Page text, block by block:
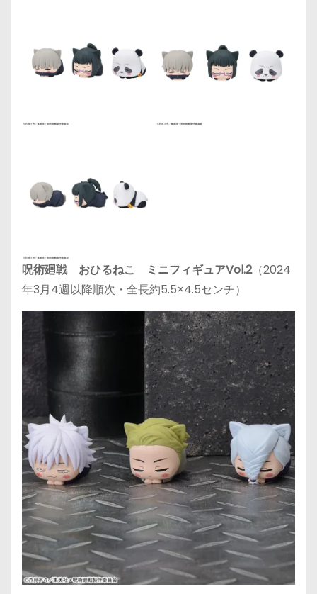
呪術廻戦 おひるねこ ミニフィギュアVol.2（2024
年3月4週以降順次・全長約5.5×4.5センチ）